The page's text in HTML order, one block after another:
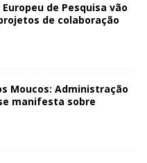
Europeu de Pesquisa vão
de colaboração
Moucos: Administração
manifesta sobre